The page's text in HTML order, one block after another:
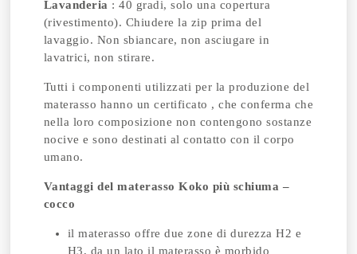
Lavanderia : 40 gradi, solo una copertura
(rivestimento). Chiudere la zip prima del
lavaggio. Non sbiancare, non asciugare in
lavatrici, non stirare.
Tutti i componenti utilizzati per la produzione del
materasso hanno un certificato , che conferma che
nella loro composizione non contengono sostanze
nocive e sono destinati al contatto con il corpo
umano.
Vantaggi del materasso Koko più schiuma –
cocco
il materasso offre due zone di durezza H2 e
H3, da un lato il materasso è morbido